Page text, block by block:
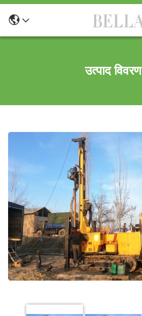
उत्पाद विवरण